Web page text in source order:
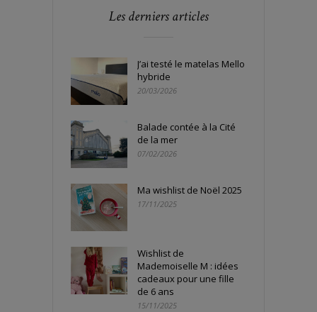
Les derniers articles
J’ai testé le matelas Mello
hybride
20/03/2026
Balade contée à la Cité
de la mer
07/02/2026
Ma wishlist de Noël 2025
17/11/2025
Wishlist de
Mademoiselle M : idées
cadeaux pour une fille
de 6 ans
15/11/2025